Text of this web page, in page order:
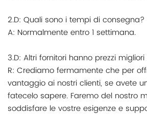
2.D: Quali sono i tempi di consegna?
A: Normalmente entro 1 settimana.
3.D: Altri fornitori hanno prezzi
R: Crediamo fermamente che per
vantaggio ai nostri clienti, se avete
fatecelo sapere. Faremo del nostro
soddisfare le vostre esigenze e